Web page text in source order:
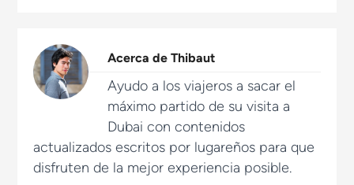
Acerca deThibaut
Ayudo a los viajeros a sacar el
máximo partido de su visita a
Dubai con contenidos
actualizados escritos por lugareños para que
disfruten de la mejor experiencia posible.